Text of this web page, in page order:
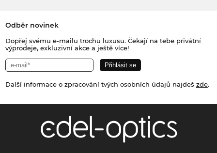
Odběr novinek
Dopřej svému e-mailu trochu luxusu. Čekají na tebe privátní
výprodeje, exkluzivní akce a ještě více!
Další informace o zpracování tvých osobních údajů najdeš zde.